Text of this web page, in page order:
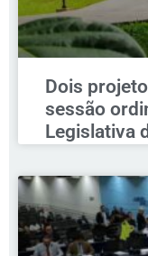
Dois
sessão
Legislativa